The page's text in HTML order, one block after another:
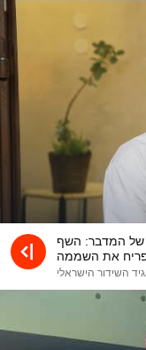
של המדבר: השף
את השממה
השידור הישראלי